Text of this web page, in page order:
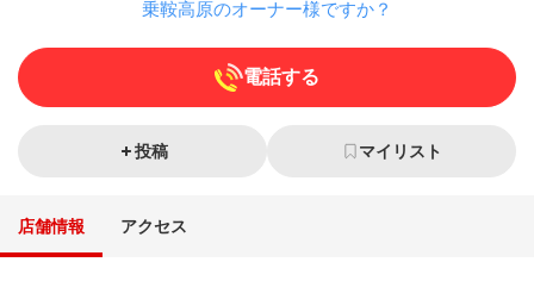
乗鞍高原のオーナー様ですか？
電話する
投稿 マイリスト
店舗情報 アクセス